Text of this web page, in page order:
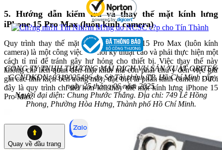
5. Hướng dẫn kiểm tra và thay thế mặt kính lưng
iPhone 15 Pro Max (luôn kính camera)
Quy trình thay thế mặt kính lưng iPhone 15 Pro Max (luôn kính
camera) là một công việc đòi hỏi kỹ thuật cao và phải thực hiện một
cách tỉ mỉ để tránh gây hư hỏng cho thiết bị. Việc thay thế này
không chỉ liên quan đến mặt kính mà còn phải chú ý đến việc giữ
gìn các linh kiện bên trong máy, đặc biệt là phần kính camera. Dưới
đây là quy trình chi tiết hơn khi thay thế mặt kính lưng iPhone 15
Pro Max:
CÔNG TY TNHH THƯƠNG MẠI DỊCH VỤ SẢN XUẤT ORITEK
GCNDKDN: 0319025496 do Sở Tài chính TP. Hồ Chí Minh cấp
ngày 25 tháng 06 năm 2025.
Người đại diện: Chung Phước Thắng. Địa chỉ: 749 Lê Hồng
Phong, Phường Hòa Hưng, Thành phố Hồ Chí Minh.
Quay về đầu trang